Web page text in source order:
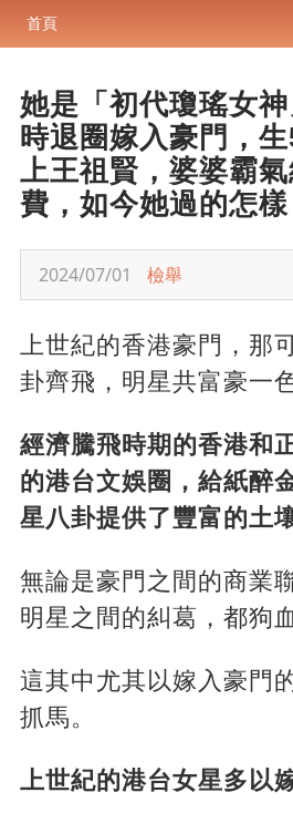
首頁
她是「初代瓊瑤女
時退圈嫁入豪門，
上王祖賢，婆婆霸
費，如今她過的怎樣
2024/07/01 檢舉
上世紀的香港豪門，那
卦齊飛，明星共富豪一色
經濟騰飛時期的香港和
的港台文娛圈，給紙醉
星八卦提供了豐富的土壤
無論是豪門之間的商業
明星之間的糾葛，都狗
這其中尤其以嫁入豪門
抓馬。
上世紀的港台女星多以